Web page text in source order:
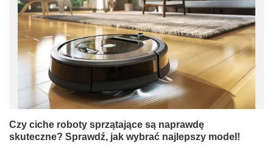
Czy ciche roboty sprzątające są naprawdę
skuteczne? Sprawdź, jak wybrać najlepszy model!